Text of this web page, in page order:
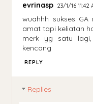
evrinasp 23/1/16 11:42
wuahhh sukses
amat tapi keliatan
merk yg satu
kencang
REPLY
Replies